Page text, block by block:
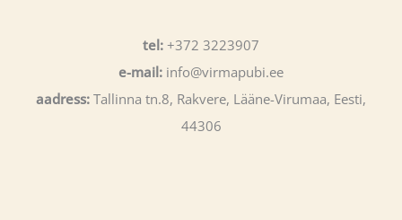
tel: +372 3223907
e-mail: info@virmapubi.ee
aadress: Tallinna tn.8, Rakvere, Lääne-Virumaa, Eesti,
44306